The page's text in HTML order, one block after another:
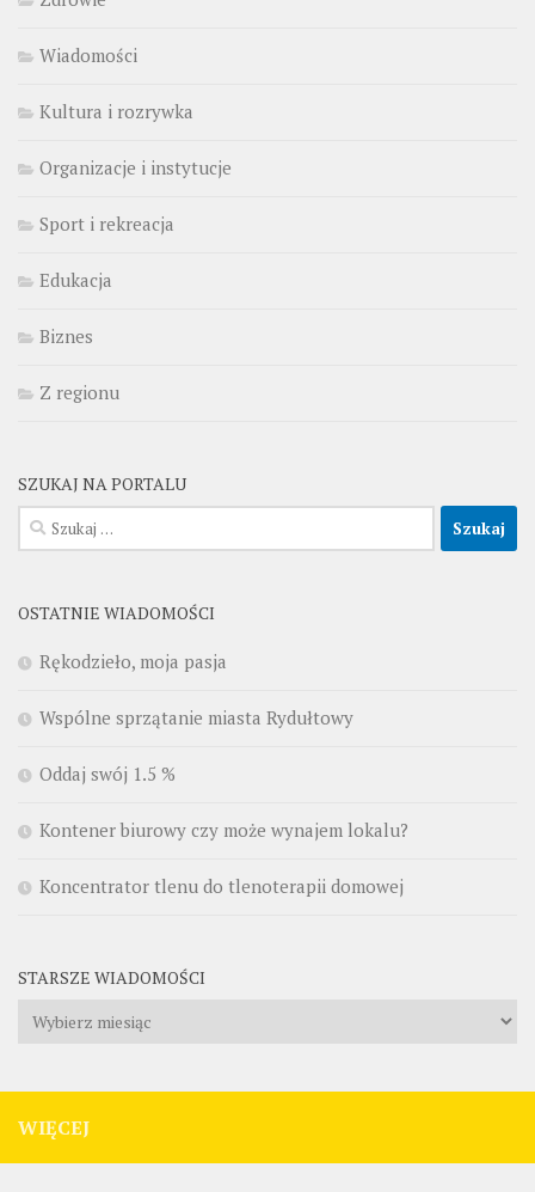
Wiadomości
Kultura i rozrywka
Organizacje i instytucje
Sport i rekreacja
Edukacja
Biznes
Z regionu
SZUKAJ NA PORTALU
Szukaj:
OSTATNIE WIADOMOŚCI
Rękodzieło, moja pasja
Wspólne sprzątanie miasta Rydułtowy
Oddaj swój 1.5 %
Kontener biurowy czy może wynajem lokalu?
Koncentrator tlenu do tlenoterapii domowej
STARSZE WIADOMOŚCI
Starsze
WIĘCEJ